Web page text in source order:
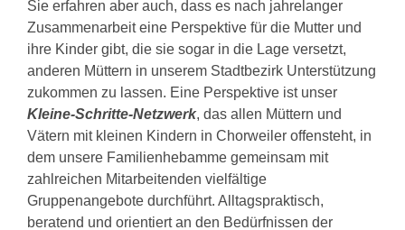
Sie erfahren aber auch, dass es nach jahrelanger
Zusammenarbeit eine Perspektive für die Mutter und
ihre Kinder gibt, die sie sogar in die Lage versetzt,
anderen Müttern in unserem Stadtbezirk Unterstützung
zukommen zu lassen. Eine Perspektive ist unser
Kleine-Schritte-Netzwerk, das allen Müttern und
Vätern mit kleinen Kindern in Chorweiler offensteht, in
dem unsere Familienhebamme gemeinsam mit
zahlreichen Mitarbeitenden vielfältige
Gruppenangebote durchführt. Alltagspraktisch,
beratend und orientiert an den Bedürfnissen der